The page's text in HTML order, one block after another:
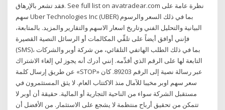
فقد تشعر بالإرهاق. See full list on avatradear.com نظرة عامة على
سهم Uber Technologies Inc (UBER) بما في ذلك السعر والرسوم
البيانية والتحليل الفني وتاريخ اسعار الاسهم والتقارير والمزيد. بالمتابعة،
فإنني أوافق أيضاً على تلقِّي المكالمات أو الرسائل النصية القصيرة
(SMS)، بما في ذلك الطلب الهاتفي التلقائي، من شركة أوبر والشركات
التابعة لها على الرقم الذي أقدِّمه. إنني أدرك أنه يجوز لي إلغاء الاشتراك
عن طريق إرسال كلمة «STOP» عبر رسالة نصية إلى الرقم 89203. كان
سعر سهم اوبر مخيبا للآمال منذ الاكتتاب العام. لا يثق المستثمرون في
مستقبل الشركة سواء من الناحية التجارية أو المالية. حقيقة أن أوبر لا
تتمكن من تحقيق أرباح منتظمة لا يشجع على الاستثمار. من الأفضل أن